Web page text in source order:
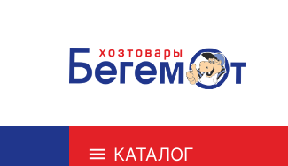
КАТАЛОГ